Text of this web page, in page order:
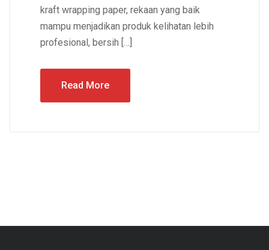
kraft wrapping paper, rekaan yang baik
mampu menjadikan produk kelihatan lebih
profesional, bersih […]
Read More